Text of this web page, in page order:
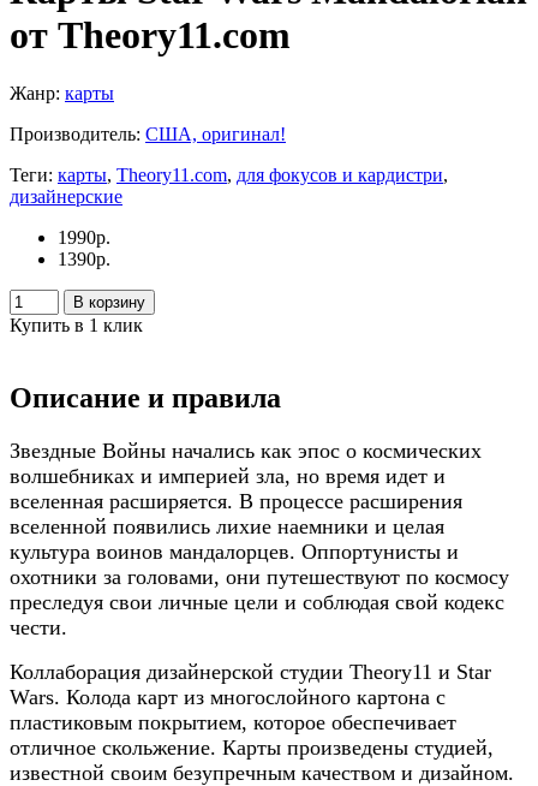
от Theory11.com
Жанр: карты
Производитель: США, оригинал!
Теги: карты, Theory11.com, для фокусов и кардистри,
дизайнерские
1990р.
1390р.
В корзину
Купить в 1 клик
Описание и правила
Звездные Войны начались как эпос о космических
волшебниках и империей зла, но время идет и
вселенная расширяется. В процессе расширения
вселенной появились лихие наемники и целая
культура воинов мандалорцев. Оппортунисты и
охотники за головами, они путешествуют по космосу
преследуя свои личные цели и соблюдая свой кодекс
чести.
Коллаборация дизайнерской студии Theory11 и Star
Wars. Колода карт из многослойного картона с
пластиковым покрытием, которое обеспечивает
отличное скольжение. Карты произведены студией,
известной своим безупречным качеством и дизайном.